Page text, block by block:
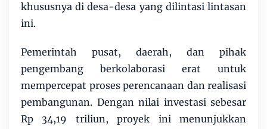
khususnya di desa-desa yang dilintasi lintasan
ini.
Pemerintah pusat, daerah, dan pihak
pengembang berkolaborasi erat untuk
mempercepat proses perencanaan dan realisasi
pembangunan. Dengan nilai investasi sebesar
Rp 34,19 triliun, proyek ini menunjukkan